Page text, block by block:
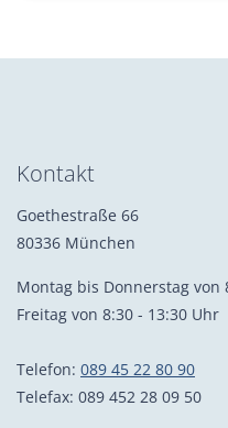
Kontakt
Goethestraße 66
80336 München
Montag bis Donnerstag von
Freitag von 8:30 - 13:30 Uhr
Telefon: 089 45 22 80 90
Telefax: 089 452 28 09 50